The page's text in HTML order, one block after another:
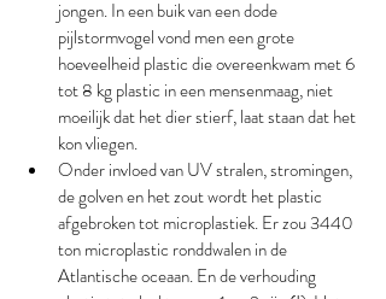
jongen. In een buik van een dode
pijlstormvogel vond men een grote
hoeveelheid plastic die overeenkwam met 6
tot 8 kg plastic in een mensenmaag, niet
moeilijk dat het dier stierf, laat staan dat het
kon vliegen.
Onder invloed van UV stralen, stromingen,
de golven en het zout wordt het plastic
afgebroken tot microplastiek. Er zou 3440
ton microplastic ronddwalen in de
Atlantische oceaan. En de verhouding